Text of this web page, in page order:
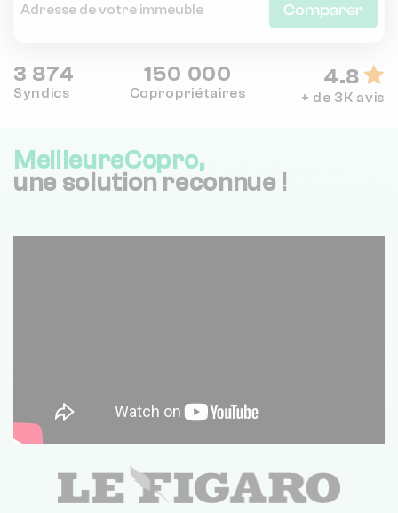
Comparer
3 874
Syndics
150 000
Copropriétaires
4.8
+ de 3K avis
MeilleureCopro,
une solution reconnue !